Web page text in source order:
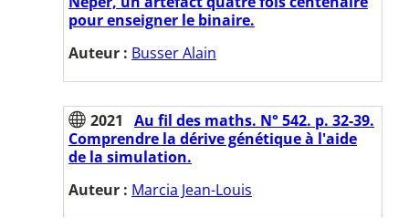
pour enseigner le binaire.
Auteur : Busser Alain
2021
Au fil des maths. N° 542. p. 32-39.
Comprendre la dérive génétique à l'aide
de la simulation.
Auteur : Marcia Jean-Louis